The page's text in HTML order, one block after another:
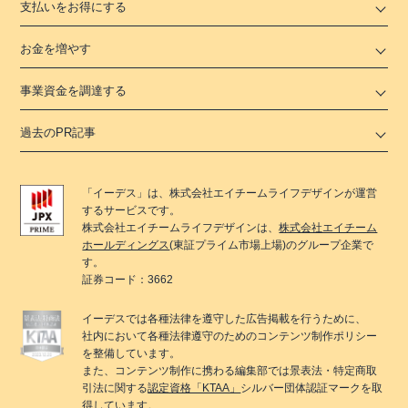
支払いをお得にする
お金を増やす
事業資金を調達する
過去のPR記事
「 イーデス 」は、株式会社エイチームライフデザインが運営
するサービスです。
株式会社エイチームライフデザインは、株式会社エイチーム
ホールディングス(東証プライム市場上場)のグループ企業で
す。
証券コード：3662
イーデスでは各種法律を遵守した広告掲載を行うために、
社内において各種法律遵守のためのコンテンツ制作ポリシー
を整備しています。
また、コンテンツ制作に携わる編集部では景表法・特定商取
引法に関する認定資格「KTAA」 シルバー団体認証マークを取
得しています。